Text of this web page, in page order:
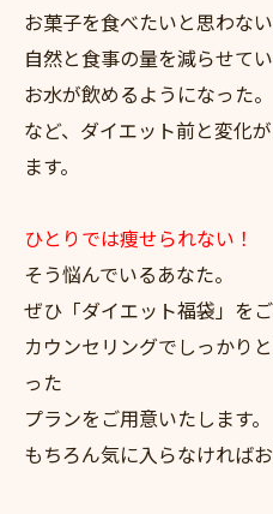
お菓子を食べたいと思わない
自然と食事の量を減らせてい
お水が飲めるようになった。
など、ダイエット前と変化
ます。
ひとりでは痩せられない！
そう悩んでいるあなた。
ぜひ「ダイエット福袋」をご
カウンセリングでしっかり
った
プランをご用意いたします。
もちろん気に入らなければ